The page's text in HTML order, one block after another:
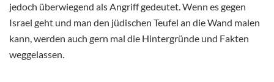
jedoch überwiegend als Angriff gedeutet. Wenn es gegen
Israel geht und man den jüdischen Teufel an die Wand malen
kann, werden auch gern mal die Hintergründe und Fakten
weggelassen.